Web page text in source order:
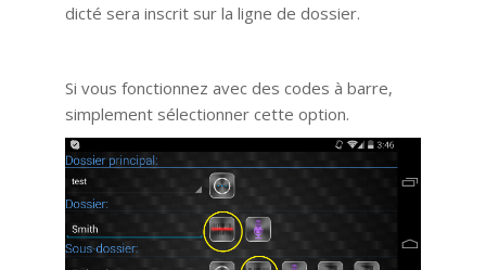
dicté sera inscrit sur la ligne de dossier.
Si vous fonctionnez avec des codes à barre,
simplement sélectionner cette option.